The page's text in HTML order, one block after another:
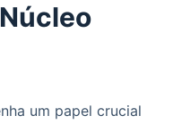
um papel crucial